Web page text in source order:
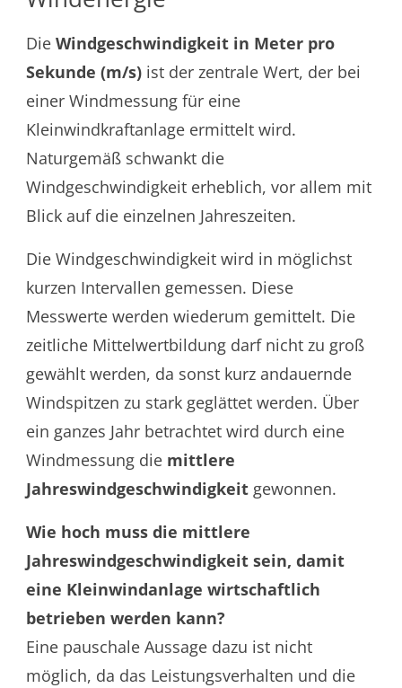
Die Windgeschwindigkeit in Meter pro
Sekunde (m/s) ist der zentrale Wert, der bei
einer Windmessung für eine
Kleinwindkraftanlage ermittelt wird.
Naturgemäß schwankt die
Windgeschwindigkeit erheblich, vor allem mit
Blick auf die einzelnen Jahreszeiten.
Die Windgeschwindigkeit wird in möglichst
kurzen Intervallen gemessen. Diese
Messwerte werden wiederum gemittelt. Die
zeitliche Mittelwertbildung darf nicht zu groß
gewählt werden, da sonst kurz andauernde
Windspitzen zu stark geglättet werden. Über
ein ganzes Jahr betrachtet wird durch eine
Windmessung die mittlere
Jahreswindgeschwindigkeit gewonnen.
Wie hoch muss die mittlere
Jahreswindgeschwindigkeit sein, damit
eine Kleinwindanlage wirtschaftlich
betrieben werden kann?
Eine pauschale Aussage dazu ist nicht
möglich, da das Leistungsverhalten und die